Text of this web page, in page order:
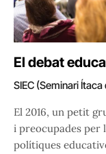
El debat
SIEC (Seminari
El 2016, un petit
i preocupades per
polítiques